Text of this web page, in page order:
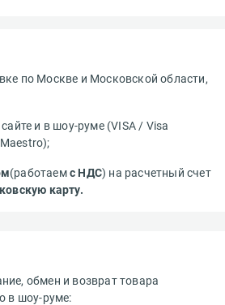
по Москве и Московской области,
сайте и в шоу-руме (VISA / Visa
(работаемс НДС) на расчетный счет
карту.
обмен и возврат товара
в шоу-руме: